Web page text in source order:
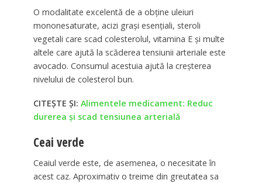
O modalitate excelentă de a obține uleiuri
mononesaturate, acizi grași esențiali, steroli
vegetali care scad colesterolul, vitamina E și multe
altele care ajută la scăderea tensiunii arteriale este
avocado. Consumul acestuia ajută la creșterea
nivelului de colesterol bun.
CITEȘTE ȘI: Alimentele medicament: Reduc
durerea și scad tensiunea arterială
Ceai verde
Ceaiul verde este, de asemenea, o necesitate în
acest caz. Aproximativ o treime din greutatea sa